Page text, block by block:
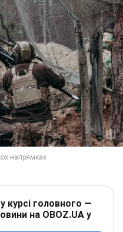
курсі головного —
на OBOZ.UA у